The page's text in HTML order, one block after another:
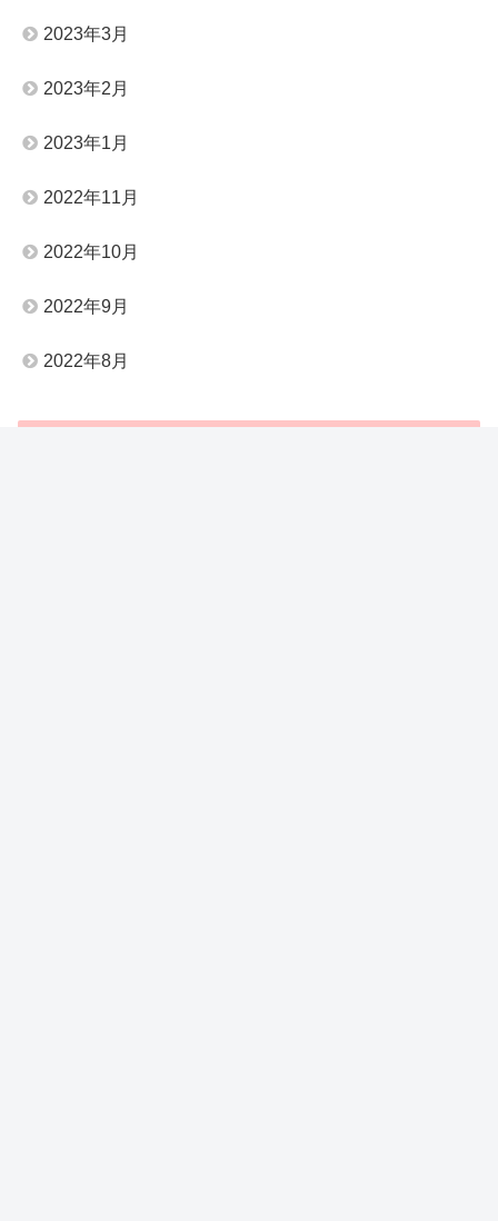
2023年3月
2023年2月
2023年1月
2022年11月
2022年10月
2022年9月
2022年8月